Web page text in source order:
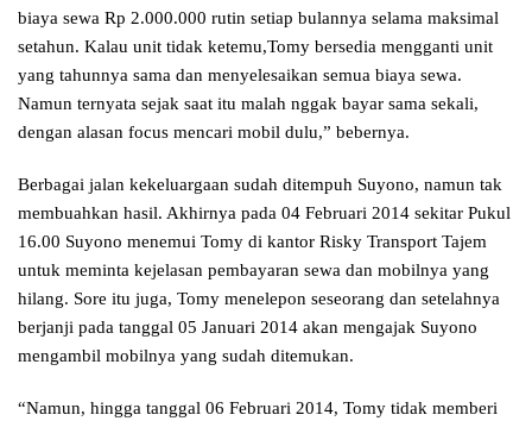
biaya sewa Rp 2.000.000 rutin setiap bulannya selama maksimal
setahun. Kalau unit tidak ketemu,Tomy bersedia mengganti unit
yang tahunnya sama dan menyelesaikan semua biaya sewa.
Namun ternyata sejak saat itu malah nggak bayar sama sekali,
dengan alasan focus mencari mobil dulu,” bebernya.
Berbagai jalan kekeluargaan sudah ditempuh Suyono, namun tak
membuahkan hasil. Akhirnya pada 04 Februari 2014 sekitar Pukul
16.00 Suyono menemui Tomy di kantor Risky Transport Tajem
untuk meminta kejelasan pembayaran sewa dan mobilnya yang
hilang. Sore itu juga, Tomy menelepon seseorang dan setelahnya
berjanji pada tanggal 05 Januari 2014 akan mengajak Suyono
mengambil mobilnya yang sudah ditemukan.
“Namun, hingga tanggal 06 Februari 2014, Tomy tidak memberi